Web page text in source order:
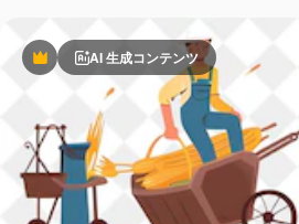
PremiumAI 生成コンテンツ